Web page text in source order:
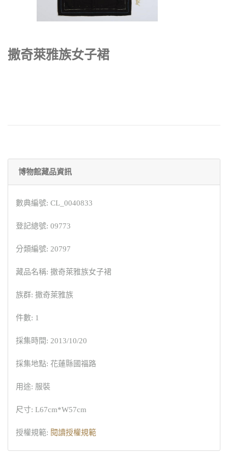
撒奇萊雅族女子裙
博物館藏品資訊
數典編號: CL_0040833
登記總號: 09773
分類編號: 20797
藏品名稱: 撒奇萊雅族女子裙
族群: 撒奇萊雅族
件數: 1
採集時間: 2013/10/20
採集地點: 花蓮縣國福路
用途: 服裝
尺寸: L67cm*W57cm
授權規範: 閱讀授權規範